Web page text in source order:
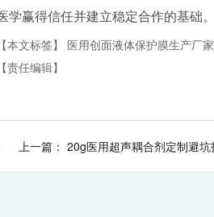
学赢得信任并建立稳定合作的基础。
【本文标签】 医用创面液体保护膜生产厂家
【责任编辑】
上一篇：